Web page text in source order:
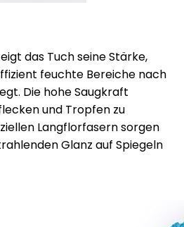
das Tuch seine Stärke,
feuchte Bereiche nach
Die hohe Saugkraft
und Tropfen zu
Langflorfasern sorgen
Glanz auf Spiegeln